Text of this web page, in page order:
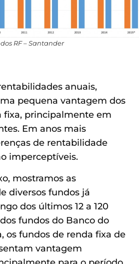
RF – Santander
anuais,
pequena vantagem dos
fixa, principalmente em
Em anos mais
de rentabilidade
imperceptíveis.
mostramos as
diversos fundos já
dos últimos 12 a 120
fundos do Banco do
os fundos de renda fixa de
vantagem